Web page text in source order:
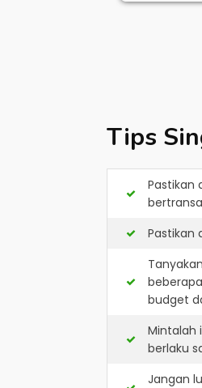
Tips
Pastikan
Pastikan
budget
Mintalah
berlaku
Jangan